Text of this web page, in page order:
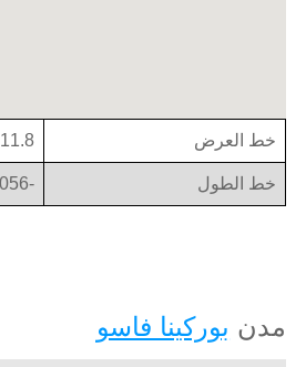
خط العرض 11.8
خط الطول -0.55056
مدن بوركينا فاسو